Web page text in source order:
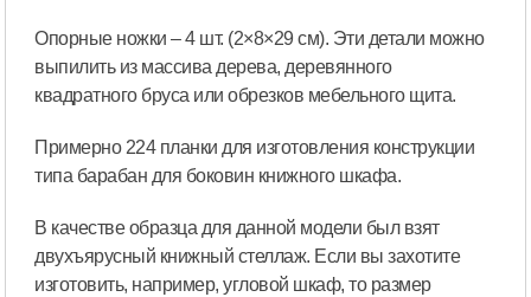
Опорные ножки – 4 шт. (2×8×29 см). Эти детали можно
выпилить из массива дерева, деревянного
квадратного бруса или обрезков мебельного щита.
Примерно 224 планки для изготовления конструкции
типа барабан для боковин книжного шкафа.
В качестве образца для данной модели был взят
двухъярусный книжный стеллаж. Если вы захотите
изготовить, например, угловой шкаф, то размер